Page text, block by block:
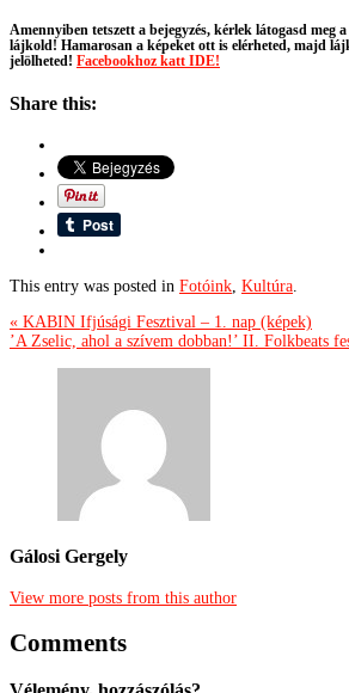
Amennyiben tetszett a bejegyzés, kérlek látogasd meg
lájkold! Hamarosan a képeket ott is elérheted, majd
jelölheted! Facebookhoz katt IDE!
Share this:
This entry was posted in Fotóink Kultúra
« KABIN Ifjúsági Fesztival – 1. nap (képek)
’A Zselic, ahol a szívem dobban!’ II. Folkbeats
Gálosi Gergely
View more posts from this author
Comments